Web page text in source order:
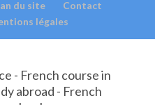
du site
Contact
légales
- French course in
abroad - French